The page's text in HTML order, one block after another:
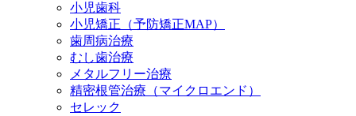
小児歯科
小児矯正（予防矯正MAP）
歯周病治療
むし歯治療
メタルフリー治療
精密根管治療（マイクロエンド）
セレック